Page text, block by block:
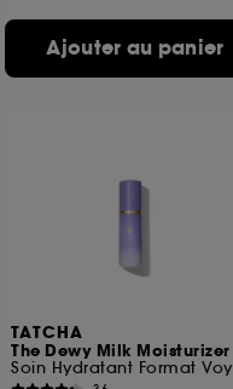
Ajouter au panier
TATCHA
The Dewy Milk Moisturizer